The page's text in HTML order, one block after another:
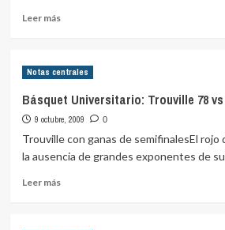
Leer másLeer
A:
Universitario
vs
Juan
XXIII
Notas centrales
Básquet Universitario: Trouville 78
9 octubre, 2009 0
Trouville con ganas de semifinalesEl rojo
la ausencia de grandes exponentes de
Leer másLeer